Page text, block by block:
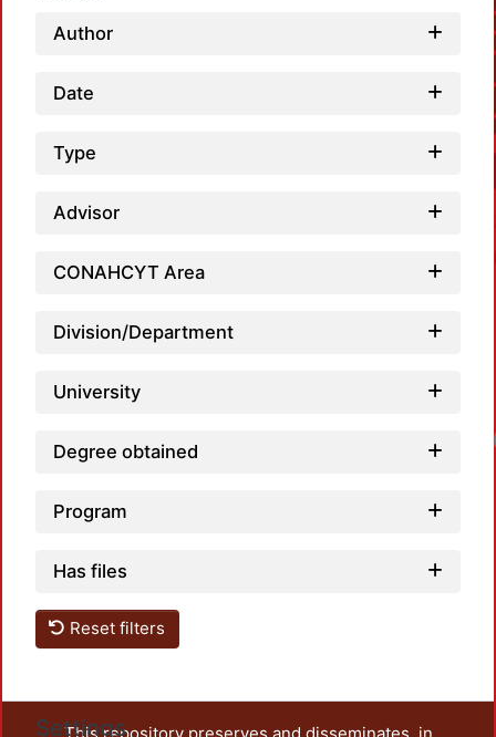
Author
Date
Type
Advisor
CONAHCYT Area
Division/Department
University
Degree obtained
Program
Has files
Reset filters
Settings